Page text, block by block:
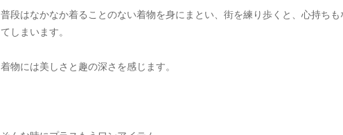
普段はなかなか着ることのない着物を身にまとい、街を練り歩くと、心持ち
てしまいます。
着物には美しさと趣の深さを感じます。